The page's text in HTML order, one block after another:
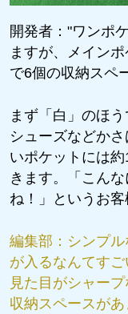
開発者： "ワンポ
ますが、メイン
で6個の収納スペ
まず「白」のほ
シューズなどか
いポケットには
きます。「こん
ね！」というお客
編集部： シンプ
が入るなんてす
見た目がシャー
収納スペースが